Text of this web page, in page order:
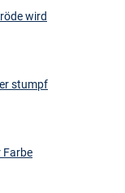
wird
stumpf
Farbe